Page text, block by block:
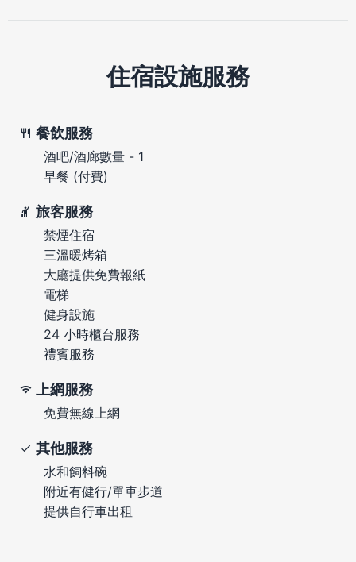
住宿設施服務
餐飲服務
酒吧/酒廊數量 - 1
早餐 (付費)
旅客服務
禁煙住宿
三溫暖烤箱
大廳提供免費報紙
電梯
健身設施
24 小時櫃台服務
禮賓服務
上網服務
免費無線上網
其他服務
水和飼料碗
附近有健行/單車步道
提供自行車出租